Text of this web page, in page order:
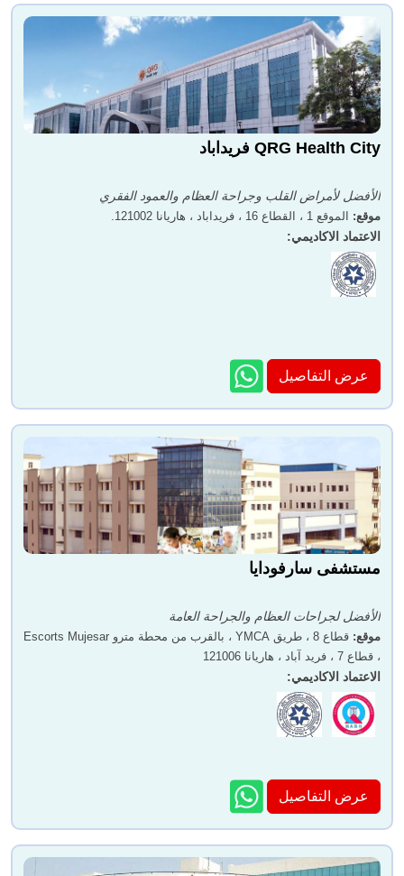
QRG Health City فريداباد
الأفضل لأمراض القلب وجراحة العظام والعمود الفقري
موقع: الموقع 1 ، القطاع 16 ، فريداباد ، هاريانا 121002.
الاعتماد الاكاديمي:
عرض التفاصيل
مستشفى سارفودايا
الأفضل لجراحات العظام والجراحة العامة
موقع:
قطاع 8 ، طريق YMCA ، بالقرب من محطة مترو Escorts Mujesar
، قطاع 7 ، فريد آباد ، هاريانا 121006
الاعتماد الاكاديمي:
عرض التفاصيل